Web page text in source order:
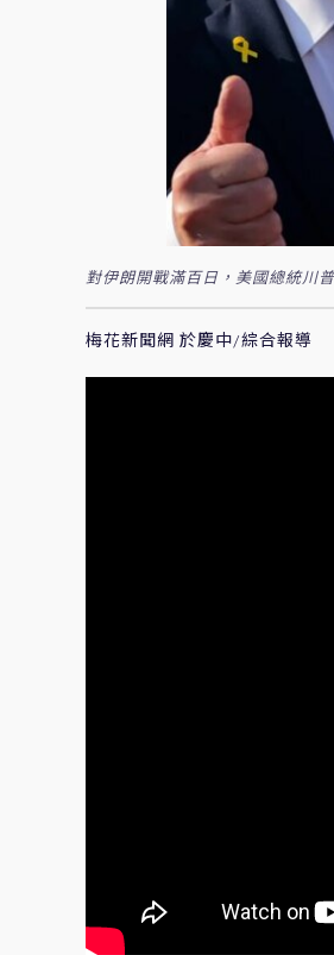
對伊朗開戰滿百日，美國總統川
梅花新聞網 於慶中/綜合報導